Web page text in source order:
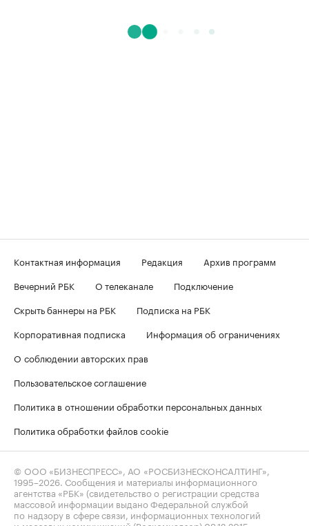
Контактная информация Редакция
Архив программ
Вечерний РБК
О телеканале
Подключение
Скрыть баннеры на РБК
Подписка на РБК
Корпоративная подписка
Информация об ограничениях
О соблюдении авторских прав
Пользовательское соглашение
Политика в отношении обработки персональных данных
Политика обработки файлов cookie
© ООО «БИЗНЕСПРЕСС», АО «РОСБИЗНЕСКОНСАЛТИНГ»,
1995–2026. Сообщения и материалы информационного
агентства «РБК» (свидетельство о регистрации средства
массовой информации выдано Федеральной службой
по надзору в сфере связи, информационных технологий